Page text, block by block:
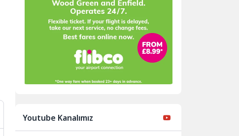
Youtube Kanalımız